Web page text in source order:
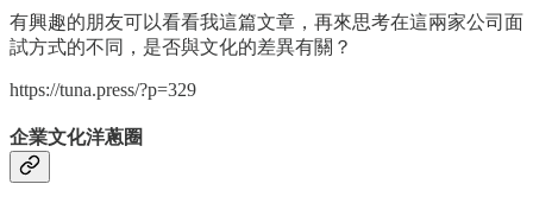
有興趣的朋友可以看看我這篇文章，再來思考在這兩家公司面
試方式的不同，是否與文化的差異有關？
https://tuna.press/?p=329
企業文化洋蔥圈